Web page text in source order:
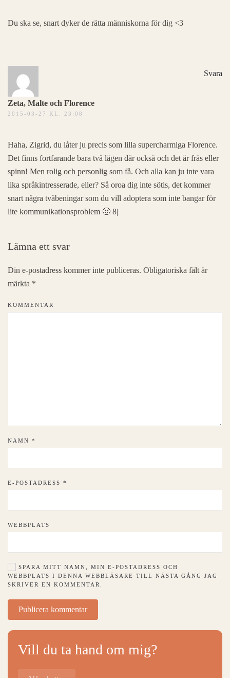
Du ska se, snart dyker de rätta människorna för dig <3
Zeta, Malte och Florence
2015-03-27 KL. 23:08
Svara
Haha, Zigrid, du låter ju precis som lilla supercharmiga Florence.
Det finns fortfarande bara två lägen där också och det är fräs eller
spinn! Men rolig och personlig som få. Och alla kan ju inte vara
lika språkintresserade, eller? Så oroa dig inte sötis, det kommer
snart några tvåbeningar som du vill adoptera som inte bangar för
lite kommunikationsproblem 🙂 8|
Lämna ett svar
Din e-postadress kommer inte publiceras. Obligatoriska fält är
märkta *
KOMMENTAR
NAMN *
E-POSTADRESS *
WEBBPLATS
SPARA MITT NAMN, MIN E-POSTADRESS OCH
WEBBPLATS I DENNA WEBBLÄSARE TILL NÄSTA GÅNG JAG
SKRIVER EN KOMMENTAR.
Publicera kommentar
Vill du ta hand om mig?